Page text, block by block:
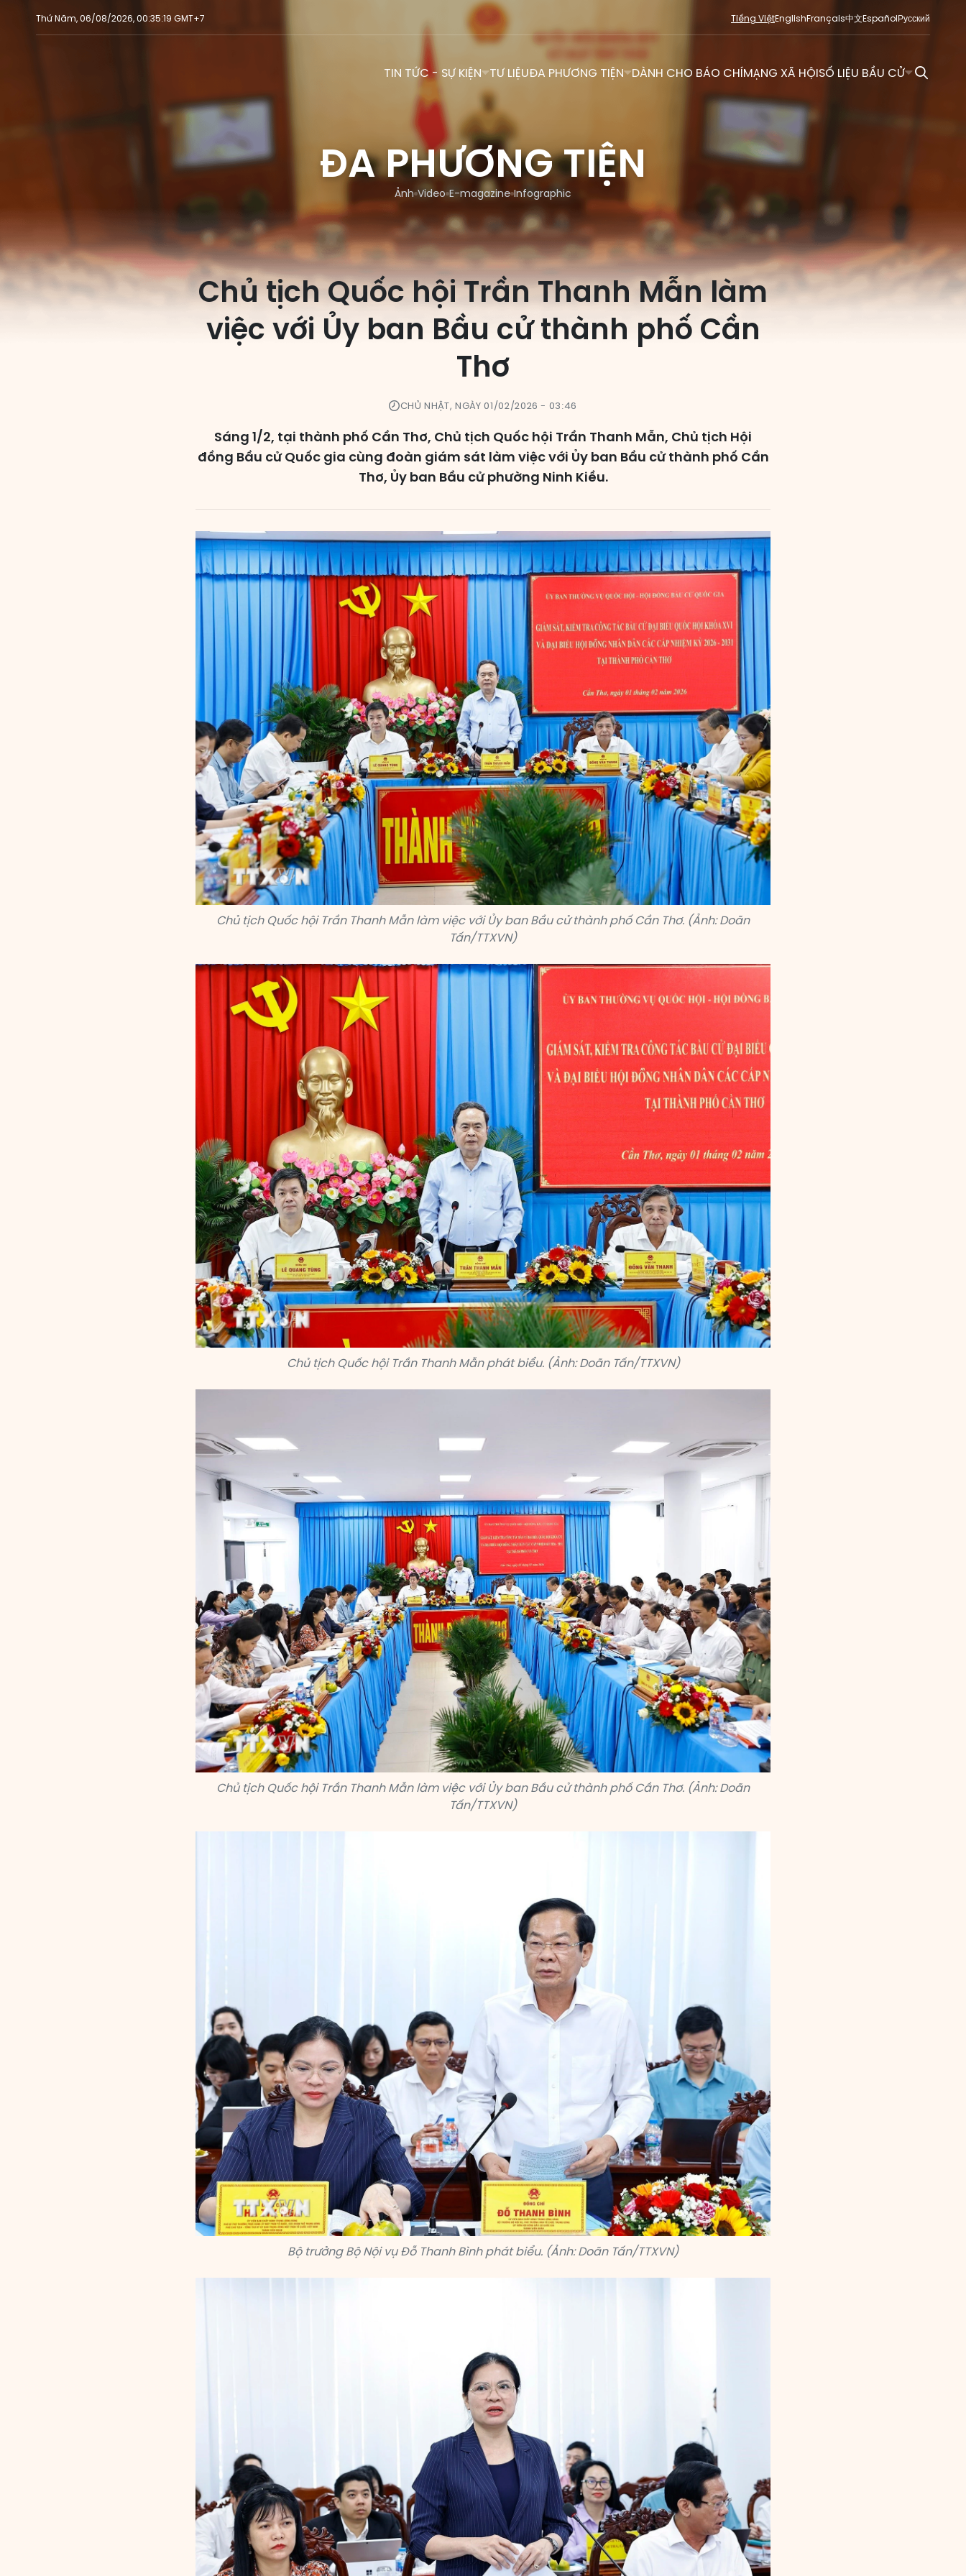
Thứ Năm, 06/08/2026, 00:35:19 GMT+7 Tiếng ViệtEnglishFrançais中文EspañolРусский
TIN TỨC - SỰ KIỆN TƯ LIỆUĐA PHƯƠNG TIỆN DÀNH CHO BÁO CHÍMẠNG XÃ HỘISỐ LIỆU BẦU CỬ
ĐA PHƯƠNG TIỆN
Ảnh Video E-magazine Infographic
Chủ tịch Quốc hội Trần Thanh Mẫn làm
việc với Ủy ban Bầu cử thành phố Cần
Thơ
CHỦ NHẬT, NGÀY 01/02/2026 - 03:46
Sáng 1/2, tại thành phố Cần Thơ, Chủ tịch Quốc hội Trần Thanh Mẫn, Chủ tịch Hội
đồng Bầu cử Quốc gia cùng đoàn giám sát làm việc với Ủy ban Bầu cử thành phố Cần
Thơ, Ủy ban Bầu cử phường Ninh Kiều.
Chủ tịch Quốc hội Trần Thanh Mẫn làm việc với Ủy ban Bầu cử thành phố Cần Thơ. (Ảnh: Doãn
Tấn/TTXVN)
Chủ tịch Quốc hội Trần Thanh Mẫn phát biểu. (Ảnh: Doãn Tấn/TTXVN)
Chủ tịch Quốc hội Trần Thanh Mẫn làm việc với Ủy ban Bầu cử thành phố Cần Thơ. (Ảnh: Doãn
Tấn/TTXVN)
Bộ trưởng Bộ Nội vụ Đỗ Thanh Bình phát biểu. (Ảnh: Doãn Tấn/TTXVN)